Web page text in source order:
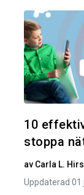
10
stoppa
av Carla L.
Uppdaterad 01